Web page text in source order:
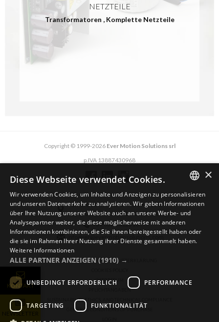
NETZTEILE
Transformatoren , Komplette Netzteile
KONTAKT
NEWSLETTER
Copyright © 1999-2026 Ever Motion Solutions srl
p.IVA 13887430968
via del Commercio, 2/4 - 26900 Lodi
via del Commercio, 9/11 - 26900 Lodi
+39 0371 412318
infoever@evermotionsolutions.com
ALLGEMEINE DATENSCHUTZERKLÄRUNG
IMPRESSUM
PFLICHTANGABEN
SUSTAINABILITY, ETHICS, AND TECHNICAL COMPLIANCE
GENERAL CONDITIONS OF PURCHASE
ENGLISH
ITALIAN
GERMAN
×
Diese Webseite verwendet Cookies.
Wir verwenden Cookies, um Inhalte und Anzeigen zu personalisieren
und unseren Datenverkehr zu analysieren. Wir geben Informationen
über Ihre Nutzung unserer Website auch an unsere Werbe- und
Analysepartner weiter, die diese möglicherweise mit anderen
Informationen kombinieren, die Sie ihnen bereitgestellt haben oder
die sie im Rahmen Ihrer Nutzung ihrer Dienste gesammelt haben.
Weitere Informationen
ALLE PARTNER ANZEIGEN (1910) →
UNBEDINGT ERFORDERLICH PERFORMANCE
TARGETING FUNKTIONALITÄT